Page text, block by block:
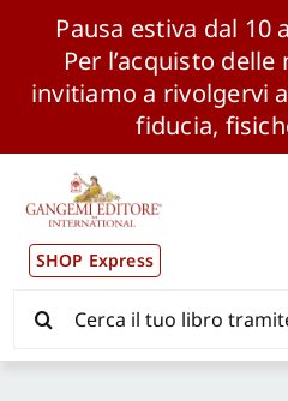
Pausa estiva dal 10
Per l’acquisto
invitiamo a rivolgervi
fiducia,
contenuto
SHOP Express
Pubblicazioni
News ed Eventi
per: